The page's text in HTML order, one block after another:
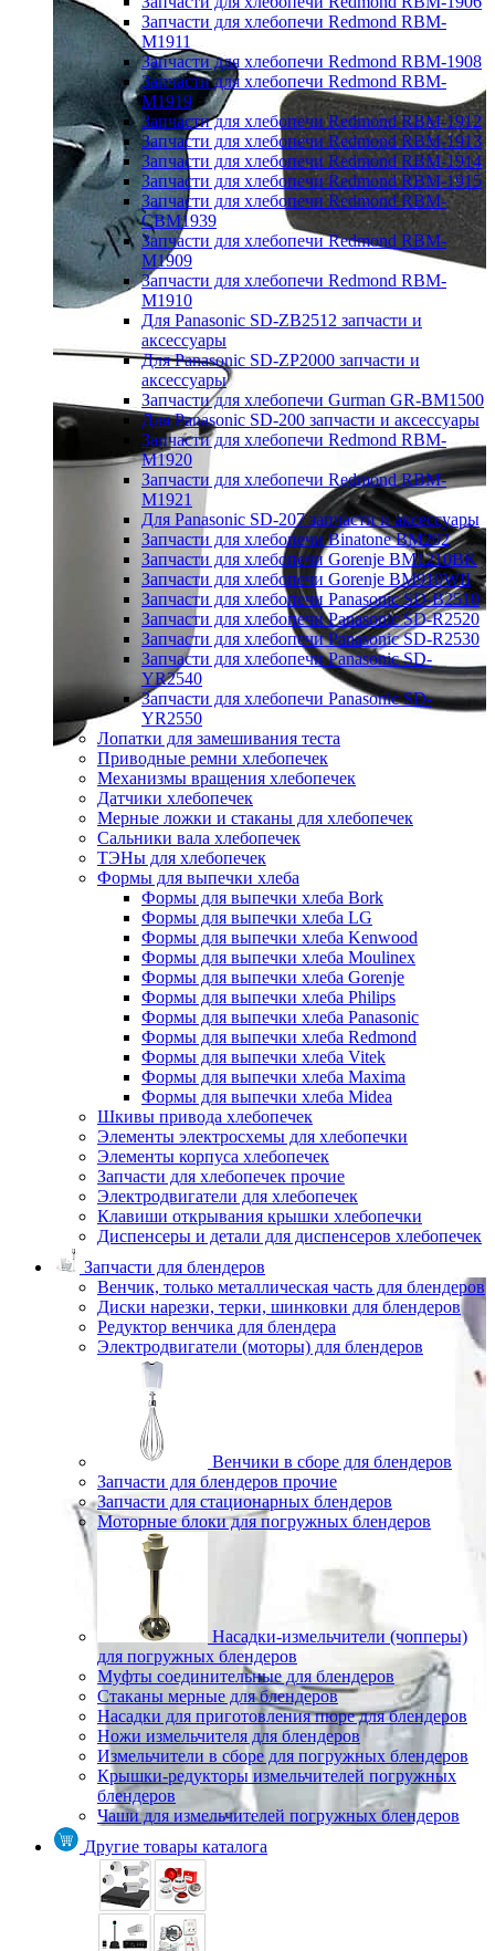
Запчасти для хлебопечи Redmond RBM-
M1911
Запчасти для хлебопечи Redmond RBM-1908
Запчасти для хлебопечи Redmond RBM-
M1919
Запчасти для хлебопечи Redmond RBM-1912
Запчасти для хлебопечи Redmond RBM-1913
Запчасти для хлебопечи Redmond RBM-1914
Запчасти для хлебопечи Redmond RBM-1915
Запчасти для хлебопечи Redmond RBM-
CBM1939
Запчасти для хлебопечи Redmond RBM-
M1909
Запчасти для хлебопечи Redmond RBM-
M1910
Для Panasonic SD-ZB2512 запчасти и
аксессуары
Для Panasonic SD-ZP2000 запчасти и
аксессуары
Запчасти для хлебопечи Gurman GR-BM1500
Для Panasonic SD-200 запчасти и аксессуары
Запчасти для хлебопечи Redmond RBM-
M1920
Запчасти для хлебопечи Redmond RBM-
M1921
Для Panasonic SD-207 запчасти и аксессуары
Запчасти для хлебопечи Binatone BM202
Запчасти для хлебопечи Gorenje BM1210BK
Запчасти для хлебопечи Gorenje BM910WII
Запчасти для хлебопечи Panasonic SD-B2510
Запчасти для хлебопечи Panasonic SD-R2520
Запчасти для хлебопечи Panasonic SD-R2530
Запчасти для хлебопечи Panasonic SD-
YR2540
Запчасти для хлебопечи Panasonic SD-
YR2550
Лопатки для замешивания теста
Приводные ремни хлебопечек
Механизмы вращения хлебопечек
Датчики хлебопечек
Мерные ложки и стаканы для хлебопечек
Сальники вала хлебопечек
ТЭНы для хлебопечек
Формы для выпечки хлеба
Формы для выпечки хлеба Bork
Формы для выпечки хлеба LG
Формы для выпечки хлеба Kenwood
Формы для выпечки хлеба Moulinex
Формы для выпечки хлеба Gorenje
Формы для выпечки хлеба Philips
Формы для выпечки хлеба Panasonic
Формы для выпечки хлеба Redmond
Формы для выпечки хлеба Vitek
Формы для выпечки хлеба Maxima
Формы для выпечки хлеба Midea
Шкивы привода хлебопечек
Элементы электросхемы для хлебопечки
Элементы корпуса хлебопечек
Запчасти для хлебопечек прочие
Электродвигатели для хлебопечек
Клавиши открывания крышки хлебопечки
Диспенсеры и детали для диспенсеров хлебопечек
Запчасти для блендеров
Венчик, только металлическая часть для блендеров
Диски нарезки, терки, шинковки для блендеров
Редуктор венчика для блендера
Электродвигатели (моторы) для блендеров
Венчики в сборе для блендеров
Запчасти для блендеров прочие
Запчасти для стационарных блендеров
Моторные блоки для погружных блендеров
Насадки-измельчители (чопперы)
для погружных блендеров
Муфты соединительные для блендеров
Стаканы мерные для блендеров
Насадки для приготовления пюре для блендеров
Ножи измельчителя для блендеров
Измельчители в сборе для погружных блендеров
Крышки-редукторы измельчителей погружных
блендеров
Чаши для измельчителей погружных блендеров
Другие товары каталога